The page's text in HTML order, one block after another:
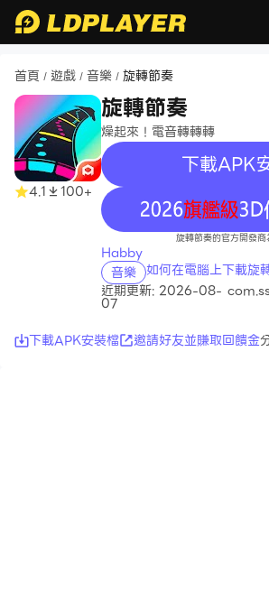
首頁 / 遊戲 / 音樂 / 旋轉節奏
4.1 100+
旋轉節奏
燥起來！電音轉轉轉
下載APK
recommend
旋轉節奏的官方開發
Habby
音樂 如何在電腦上下載旋
近期更新: 2026-08-
07
下載APK安裝檔 邀請好友並賺取回饋金